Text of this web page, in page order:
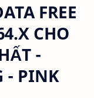
FREE
CHO
-
- PINK